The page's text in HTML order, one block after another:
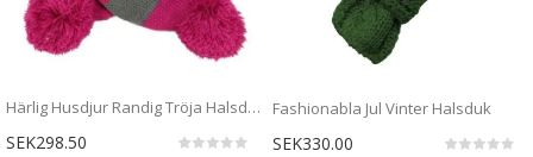
Härlig Husdjur Randig Tröja Halsduk
SEK298.50
Fashionabla Jul Vinter Halsduk
SEK330.00